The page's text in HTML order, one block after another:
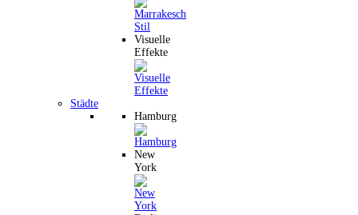
Visuelle
Effekte
Städte
Hamburg
New
York